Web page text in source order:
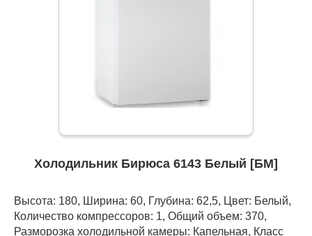
Холодильник Бирюса 6143 Белый [БМ]
Высота: 180, Ширина: 60, Глубина: 62,5, Цвет: Белый,
Количество компрессоров: 1, Общий объем: 370,
Разморозка холодильной камеры: Капельная, Класс